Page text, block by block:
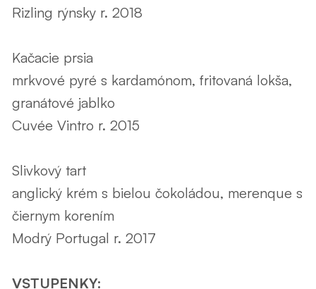
Rizling rýnsky r. 2018
Kačacie prsia
mrkvové pyré s kardamónom, fritovaná lokša,
granátové jablko
Cuvée Vintro r. 2015
Slivkový tart
anglický krém s bielou čokoládou, merenque s
čiernym korením
Modrý Portugal r. 2017
VSTUPENKY: